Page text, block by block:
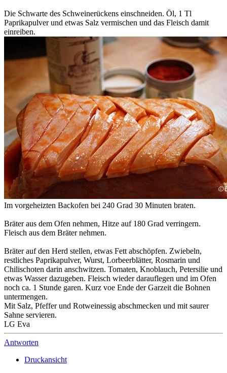
Die Schwarte des Schweinerückens einschneiden. Öl, 1 Tl
Paprikapulver und etwas Salz vermischen und das Fleisch damit
einreiben.
Im vorgeheizten Backofen bei 240 Grad 30 Minuten braten.
Bräter aus dem Ofen nehmen, Hitze auf 180 Grad verringern.
Fleisch aus dem Bräter nehmen.
Bräter auf den Herd stellen, etwas Fett abschöpfen. Zwiebeln,
restliches Paprikapulver, Wurst, Lorbeerblätter, Rosmarin und
Chilischoten darin anschwitzen. Tomaten, Knoblauch, Petersilie und
etwas Wasser dazugeben. Fleisch wieder darauflegen und im Ofen
noch ca. 1 Stunde garen. Kurz voe Ende der Garzeit die Bohnen
untermengen.
Mit Salz, Pfeffer und Rotweinessig abschmecken und mit saurer
Sahne servieren.
LG Eva
Antworten
Druckansicht